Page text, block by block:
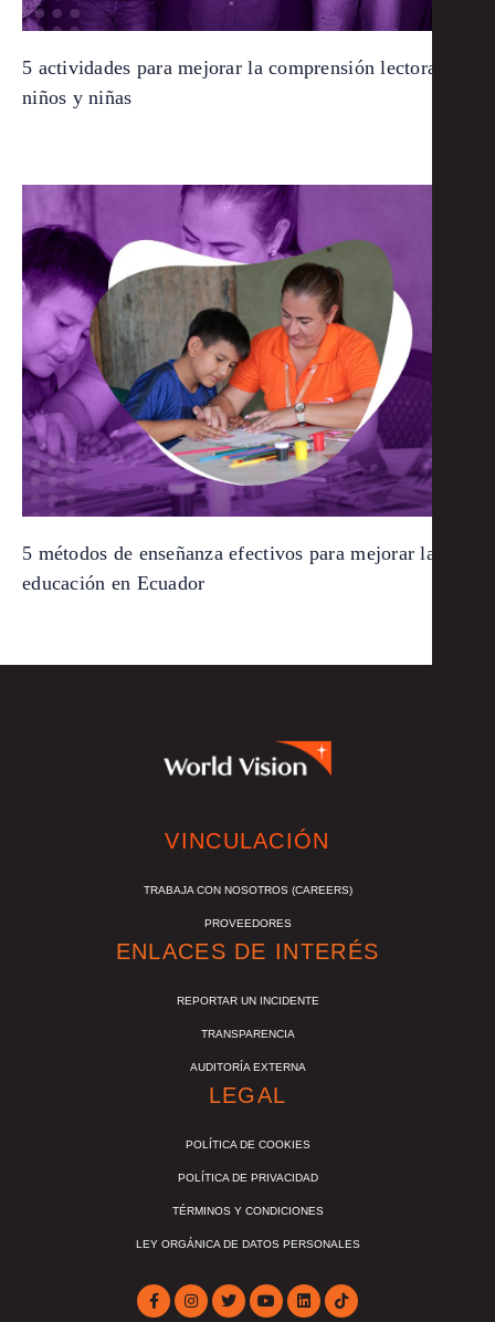
5 actividades para mejorar la comprensión lectora de
niños y niñas
5 métodos de enseñanza efectivos para mejorar la
educación en Ecuador
VINCULACIÓN
TRABAJA CON NOSOTROS (CAREERS)
PROVEEDORES
ENLACES DE INTERÉS
REPORTAR UN INCIDENTE
TRANSPARENCIA
AUDITORÍA EXTERNA
LEGAL
POLÍTICA DE COOKIES
POLÍTICA DE PRIVACIDAD
TÉRMINOS Y CONDICIONES
LEY ORGÁNICA DE DATOS PERSONALES